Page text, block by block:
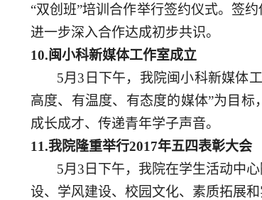
“双创班”培训合作举行签约仪式。签
进一步深入合作达成初步共识。
10.闽小科新媒体工作室成立
5月3日下午，我院闽小科新媒体
高度、有温度、有态度的媒体”为目
成长成才、传递青年学子声音。
11.我院隆重举行2017年五四表彰大会
5月3日下午，我院在学生活动中
设、学风建设、校园文化、素质拓展